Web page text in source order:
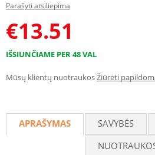
Parašyti atsiliepimą
€13.51
IŠSIUNČIAME PER 48 VAL
Mūsų klientų nuotraukosŽiūrėti
APRAŠYMAS SAVYBĖS